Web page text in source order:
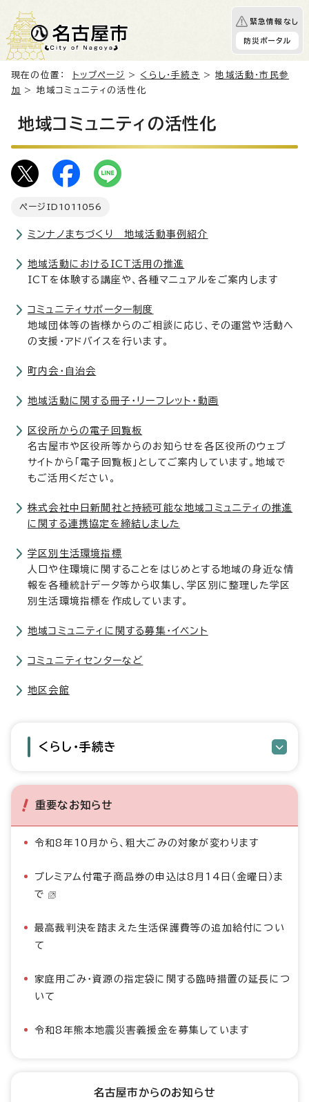
緊急情報なし
防災ポータル
現在の位置： トップページ > くらし・手続き >地域活動・市民参
加
> 地域コミュニティの活性化
地域コミュニティの活性化
ページID 1011056
ミンナノまちづくり 地域活動事例紹介
地域活動におけるICT活用の推進
ICTを体験する講座や、各種マニュアルをご案内します
コミュニティサポーター制度
地域団体等の皆様からのご相談に応じ、その運営や活動へ
の支援・アドバイスを行います。
町内会・自治会
地域活動に関する冊子・リーフレット・動画
区役所からの電子回覧板
名古屋市や区役所等からのお知らせを各区役所のウェブ
サイトから「電子回覧板」としてご案内しています。地域で
もご活用ください。
株式会社中日新聞社と持続可能な地域コミュニティの推進
に関する連携協定を締結しました
学区別生活環境指標
人口や住環境に関することをはじめとする地域の身近な情
報を各種統計データ等から収集し、学区別に整理した学区
別生活環境指標を作成しています。
地域コミュニティに関する募集・イベント
コミュニティセンターなど
地区会館
くらし・手続き
重要なお知らせ
令和8年10月から、粗大ごみの対象が変わります
プレミアム付電子商品券の申込は8月14日（金曜日）ま
で
最高裁判決を踏まえた生活保護費等の追加給付につい
て
家庭用ごみ・資源の指定袋に関する臨時措置の延長につ
いて
令和8年熊本地震災害義援金を募集しています
名古屋市からのお知らせ